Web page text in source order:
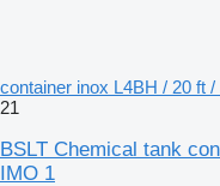
container inox L4BH / 20 ft
21
BSLT Chemical tank
IMO 1